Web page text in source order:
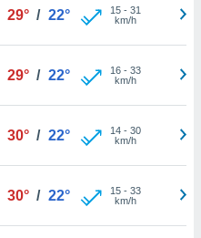
29° / 22° 15- 31
km/h
29° / 22° 16- 33
km/h
30° / 22° 14- 30
km/h
30° / 22° 15- 33
km/h